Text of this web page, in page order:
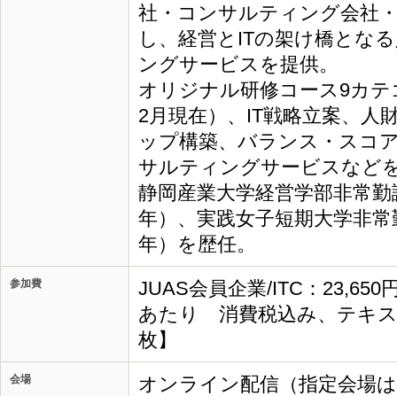
社・コンサルティング会社
し、経営とITの架け橋とな
ングサービスを提供。
オリジナル研修コース9カ
2月現在）、IT戦略立案、人
ップ構築、バランス・スコ
サルティングサービスなど
静岡産業大学経営学部非常
年）、実践女子短期大学非
年）を歴任。
参加費
JUAS会員企業/ITC：23,650
あたり 消費税込み、テキ
枚】
会場 オンライン配信（指定会場